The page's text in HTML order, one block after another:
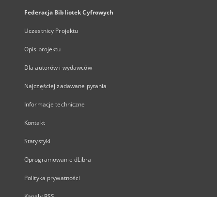
Federacja Bibliotek Cyfrowych
Uczestnicy Projektu
Opis projektu
Dla autorów i wydawców
Najczęściej zadawane pytania
Informacje techniczne
Kontakt
Statystyki
Oprogramowanie dLibra
Polityka prywatności